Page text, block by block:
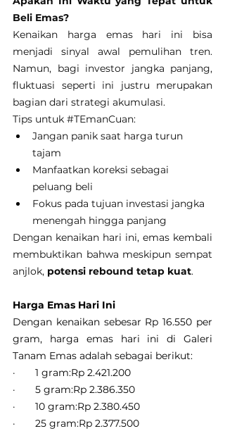
Beli Emas?
Kenaikan harga emas hari ini bisa
menjadi sinyal awal pemulihan tren.
Namun, bagi investor jangka panjang,
fluktuasi seperti ini justru merupakan
bagian dari strategi akumulasi.
Tips untuk #TEmanCuan:
Jangan panik saat harga turun
tajam
Manfaatkan koreksi sebagai
peluang beli
Fokus pada tujuan investasi jangka
menengah hingga panjang
Dengan kenaikan hari ini, emas kembali
membuktikan bahwa meskipun sempat
anjlok, potensi rebound tetap kuat.
Harga Emas Hari Ini
Dengan kenaikan sebesar Rp 16.550 per
gram, harga emas hari ini di Galeri
Tanam Emas adalah sebagai berikut:
·       1 gram:Rp 2.421.200
·       5 gram:Rp 2.386.350
·       10 gram:Rp 2.380.450
·       25 gram:Rp 2.377.500